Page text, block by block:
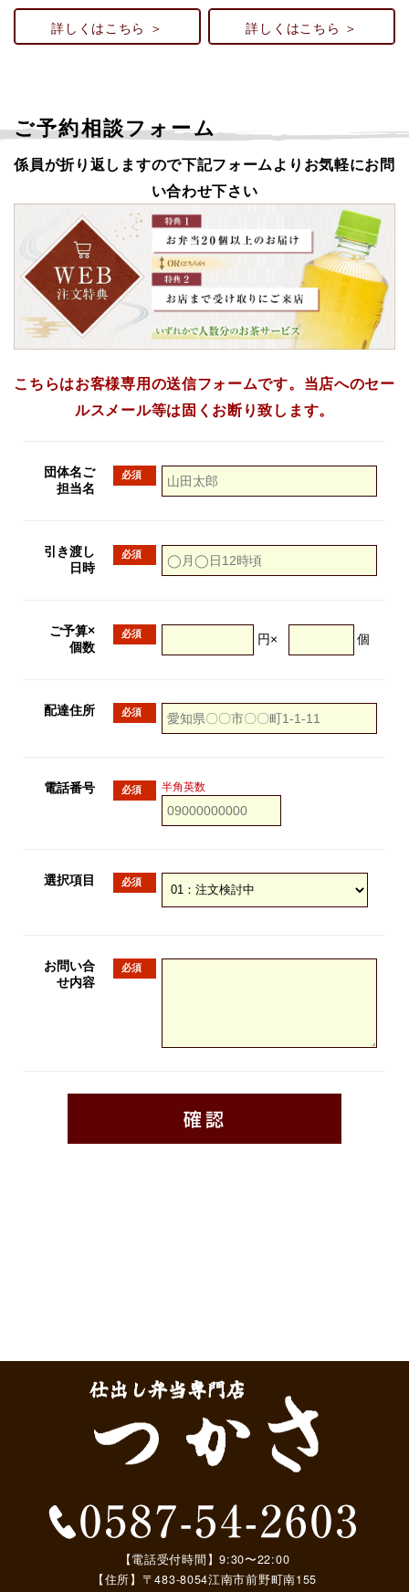
詳しくはこちら ＞ 詳しくはこちら ＞
ご予約相談フォーム
係員が折り返しますので下記フォームよりお気軽にお問
い合わせ下さい
こちらはお客様専用の送信フォームです。当店へのセー
ルスメール等は固くお断り致します。
【電話受付時間】9:30〜22:00
【住所】〒483-8054江南市前野町南155